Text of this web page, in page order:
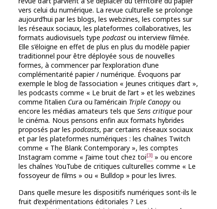
vers celui du numérique. La revue culturelle se prolonge
aujourd’hui par les blogs, les webzines, les comptes sur
les réseaux sociaux, les plateformes collaboratives, les
formats audiovisuels type podcast ou interview filmée.
Elle s’éloigne en effet de plus en plus du modèle papier
traditionnel pour être déployée sous de nouvelles
formes, à commencer par l’exploration d’une
complémentarité papier / numérique. Évoquons par
exemple le blog de l’association « Jeunes critiques d’art »,
les podcasts comme « Le bruit de l’art » et les webzines
comme l’italien Cura ou l’américain Triple Canopy ou
encore les médias amateurs tels que Sens critique pour
le cinéma. Nous pensons enfin aux formats hybrides
proposés par les podcasts, par certains réseaux sociaux
et par les plateformes numériques : les chaînes Twitch
comme « The Blank Contemporary », les comptes
Instagram comme « J’aime tout chez toi[3] » ou encore
les chaînes YouTube de critiques culturelles comme « Le
fossoyeur de films » ou « Bulldop » pour les livres.
Dans quelle mesure les dispositifs numériques sont-ils le
fruit d’expérimentations éditoriales ? Les